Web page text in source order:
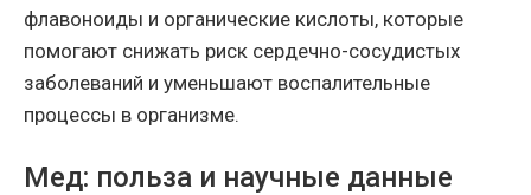
флавоноиды и органические кислоты, которые
помогают снижать риск сердечно-сосудистых
заболеваний и уменьшают воспалительные
процессы в организме.
Мед: польза и научные данные